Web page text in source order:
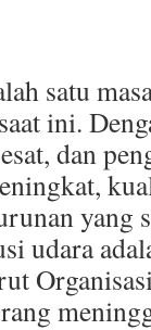
satu
ini.
dan
yang
udara